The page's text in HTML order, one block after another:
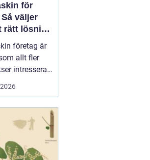
för
väljer
rätt lösning
på jobbet
företag är
allt fler
intresserar
de vill höja
effektivitet på
och många
up...